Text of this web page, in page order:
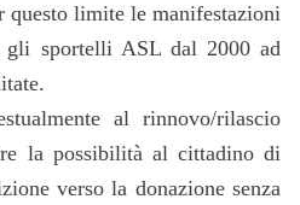
questo limite le manifestazioni
gli sportelli ASL dal 2000 ad
al rinnovo/rilascio
la possibilità al cittadino di
verso la donazione senza